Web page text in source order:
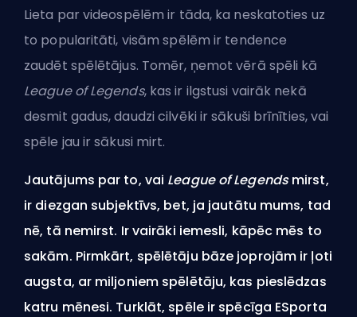
Lieta par videospēlēm ir tāda, ka neskatoties uz
to popularitāti, visām spēlēm ir tendence
zaudēt spēlētājus. Tomēr, ņemot vērā spēli kā
League of Legends, kas ir ilgstusi vairāk nekā
desmit gadus, daudzi cilvēki ir sākuši brīnīties, vai
spēle jau ir sākusi mirt.
Jautājums par to, vai League of Legendsmirst,
ir diezgan subjektīvs, bet, ja jautātu mums, tad
nē, tā nemirst. Ir vairāki iemesli, kāpēc mēs to
sakām. Pirmkārt, spēlētāju bāze joprojām ir ļoti
augsta, ar miljoniem spēlētāju, kas pieslēdzas
katru mēnesi. Turklāt, spēle ir spēcīga ESporta